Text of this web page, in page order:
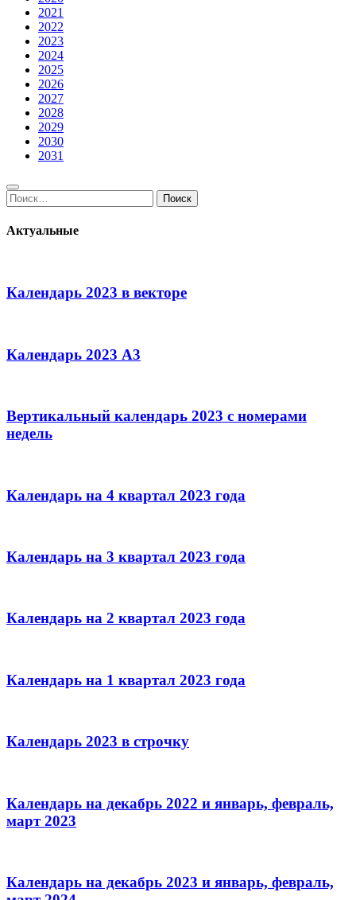
2021
2022
2023
2024
2025
2026
2027
2028
2029
2030
2031
Поиск:
Поиск
Актуальные
Календарь 2023 в векторе
Календарь 2023 А3
Вертикальный календарь 2023 с номерами
недель
Календарь на 4 квартал 2023 года
Календарь на 3 квартал 2023 года
Календарь на 2 квартал 2023 года
Календарь на 1 квартал 2023 года
Календарь 2023 в строчку
Календарь на декабрь 2022 и январь, февраль,
март 2023
Календарь на декабрь 2023 и январь, февраль,